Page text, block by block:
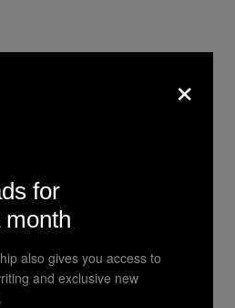
×
for
month
also gives you access to
and exclusive new